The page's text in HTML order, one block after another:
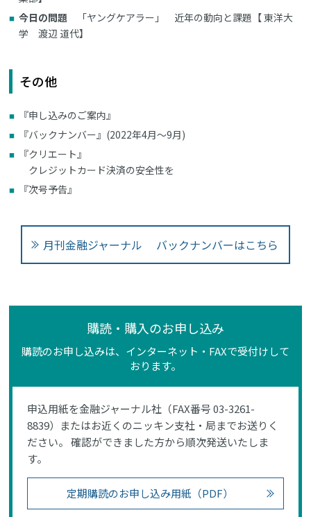
今日の問題 「ヤングケアラー」 近年の動向と課題【 東洋大
学 渡辺 道代】
その他
『申し込みのご案内』
『バックナンバー』(2022年4月～9月)
『クリエート』
クレジットカード決済の安全性を
『次号予告』
月刊金融ジャーナル バックナンバーはこちら
購読・購入のお申し込み
購読のお申し込みは、インターネット・FAXで受付けして
おります。
申込用紙を金融ジャーナル社（FAX番号 03-3261-
8839）またはお近くのニッキン支社・局までお送りく
ださい。 確認ができました方から順次発送いたしま
す。
定期購読のお申し込み用紙（PDF）